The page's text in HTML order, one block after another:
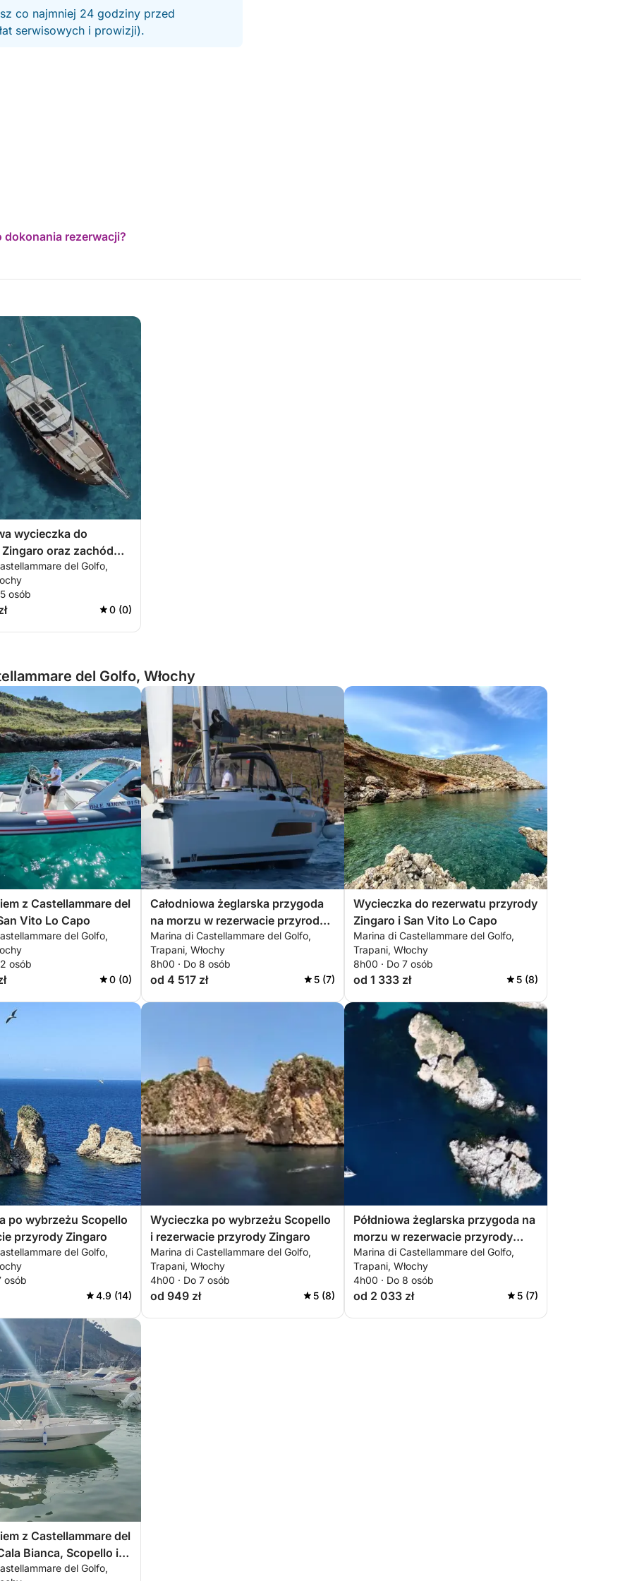
co najmniej 24 godziny przed
serwisowych i prowizji).
dokonania rezerwacji?
wycieczka do
oraz zachód
del Golfo,
osób
0 (0)
del Golfo, Włochy
z Castellammare del
Vito Lo Capo
del Golfo,
osób
0 (0)
Całodniowa żeglarska przygoda
na morzu w rezerwacie przyrody
Zingaro
Marina di Castellammare del Golfo,
Trapani, Włochy
8h00 · Do 8 osób
od 4 517 zł 5 (7)
Wycieczka do rezerwatu przyrody
Zingaro i San Vito Lo Capo
Marina di Castellammare del Golfo,
Trapani, Włochy
8h00 · Do 7 osób
od 1 333 zł 5 (8)
po wybrzeżu Scopello
przyrody Zingaro
del Golfo,
osób
4.9 (14)
Wycieczka po wybrzeżu Scopello
i rezerwacie przyrody Zingaro
Marina di Castellammare del Golfo,
Trapani, Włochy
4h00 · Do 7 osób
od 949 zł 5 (8)
Półdniowa żeglarska przygoda na
morzu w rezerwacie przyrody
Zingaro
Marina di Castellammare del Golfo,
Trapani, Włochy
4h00 · Do 8 osób
od 2 033 zł 5 (7)
z Castellammare del
Bianca, Scopello i
del Golfo,